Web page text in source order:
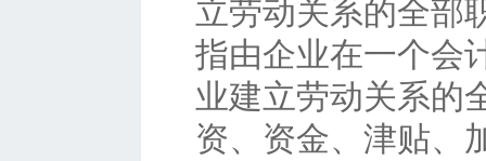
立劳动关系的全部
指由企业在一个会
业建立劳动关系的
资、资金、津贴、